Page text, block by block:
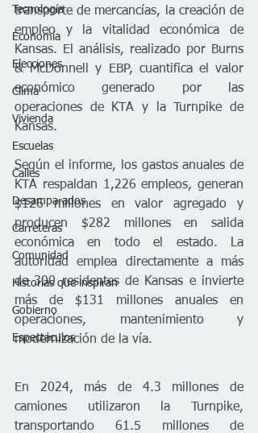
Tecnología
Economía
Elecciones
Clima
Vivienda
Escuelas
Calles
Desamparados
Carreteras
Comunidad
Historias que inspiran
Gobierno
Espectáculos
transporte de mercancías, la creación de
empleo y la vitalidad económica de
Kansas. El análisis, realizado por Burns
& McDonnell y EBP, cuantifica el valor
económico generado por las
operaciones de KTA y la Turnpike de
Kansas.
Según el informe, los gastos anuales de
KTA respaldan 1,226 empleos, generan
$126 millones en valor agregado y
producen $282 millones en salida
económica en todo el estado. La
autoridad emplea directamente a más
de 300 residentes de Kansas e invierte
más de $131 millones anuales en
operaciones, mantenimiento y
modernización de la vía.
En 2024, más de 4.3 millones de
camiones utilizaron la Turnpike,
transportando 61.5 millones de